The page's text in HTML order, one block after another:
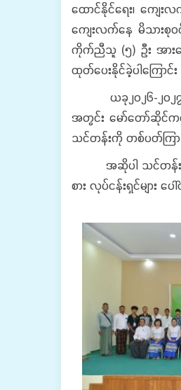
ထောင်နိုင်ရေး၊ ကျေး
ကျေးလက်နေ မိသားစု
ကိုက်ညီသူ (၅) ဦး အားရွ
ထုတ်ပေးနိုင်ခဲ့ပါကြောင်း
ယခု၂၀၂၆-၂၀၂၇ ဘဏ္
အတွင်း မော်တော်ဆိုင်က
သင်တန်းကို တစ်ပတ်ကြာ
အဆိုပါ သင်တန်းမျာ
စား လုပ်ငန်းရှင်များ